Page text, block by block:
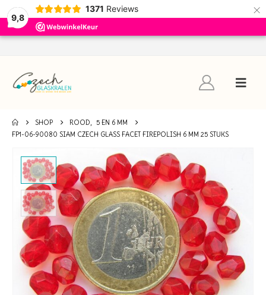
9,8
1371 Reviews ×
SHOP ROOD,
5 EN 6 MM
FP1-06-90080 SIAM CZECH GLASS FACET FIREPOLISH 6 MM 25 STUKS